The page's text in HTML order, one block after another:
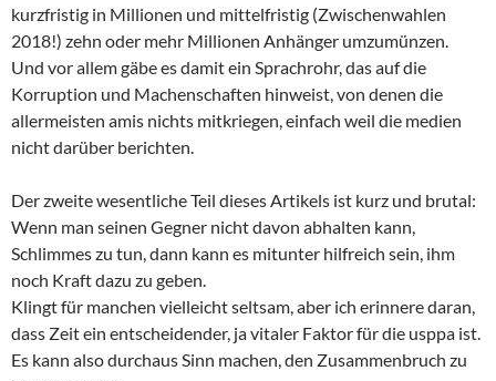
kurzfristig in Millionen und mittelfristig (Zwischenwahlen
2018!) zehn oder mehr Millionen Anhänger umzumünzen.
Und vor allem gäbe es damit ein Sprachrohr, das auf die
Korruption und Machenschaften hinweist, von denen die
allermeisten amis nichts mitkriegen, einfach weil die medien
nicht darüber berichten.
Der zweite wesentliche Teil dieses Artikels ist kurz und brutal:
Wenn man seinen Gegner nicht davon abhalten kann,
Schlimmes zu tun, dann kann es mitunter hilfreich sein, ihm
noch Kraft dazu zu geben.
Klingt für manchen vielleicht seltsam, aber ich erinnere daran,
dass Zeit ein entscheidender, ja vitaler Faktor für die usppa ist.
Es kann also durchaus Sinn machen, den Zusammenbruch zu